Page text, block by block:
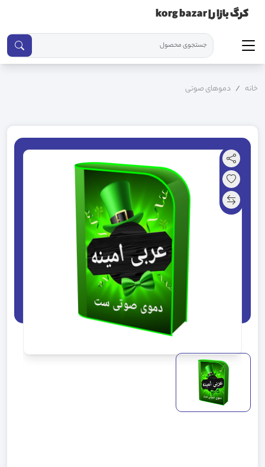
کرگ بازار | korg bazar
خانه دموهای صوتی